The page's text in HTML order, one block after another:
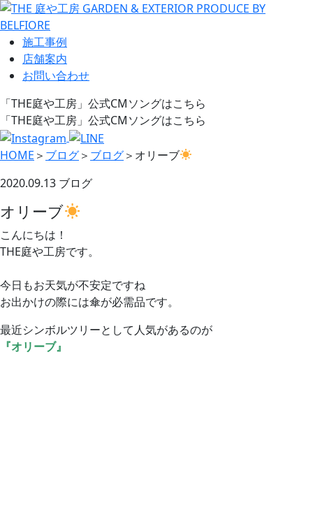
施工事例
店舗案内
お問い合わせ
「THE庭や工房」公式CMソングはこちら
「THE庭や工房」公式CMソングはこちら
HOME ＞ ブログ＞ ブログ＞ オリーブ
2020.09.13 ブログ
オリーブ
こんにちは！
THE庭や工房です。
今日もお天気が不安定ですね
お出かけの際には傘が必需品です。
最近シンボルツリーとして人気があるのが
『オリーブ』